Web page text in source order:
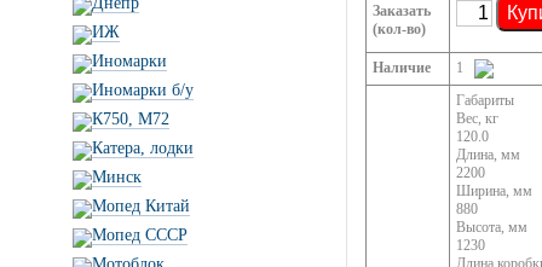
ИЖ
Иномарки
Иномарки б/у
К750, М72
Катера, лодки
Минск
Мопед Китай
Мопед СССР
Заказать
(кол-во)
Наличие
1
Габариты
Вес, кг
120.0
Длина, мм
2200
Ширина, мм
880
Высота, мм
1230
Длина